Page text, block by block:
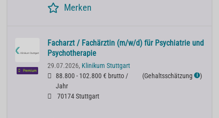
Merken
Premium
Facharzt / Fachärztin (m/w/d) für Psychiatrie und
Psychotherapie
29.07.2026, Klinikum Stuttgart
88.800 - 102.800 € brutto /
Jahr
(Gehaltsschätzung ℹ )
70174 Stuttgart